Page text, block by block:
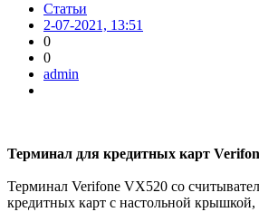
Статьи
2-07-2021, 13:51
0
0
admin
Терминал для кредитных карт
Терминал Verifone VX520 со
кредитных карт с настольной